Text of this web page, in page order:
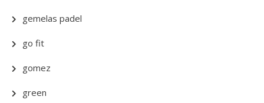
gemelas padel
go fit
gomez
green